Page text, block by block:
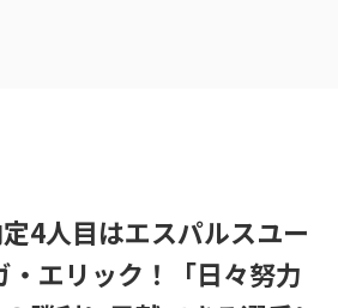
4人目はエスパルスユー
・エリック！「日々努力